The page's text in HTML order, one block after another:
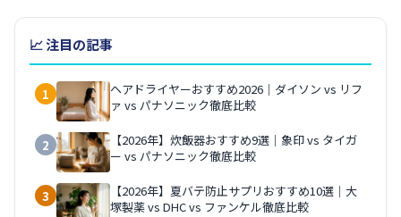
📈 注目の記事
1
ヘアドライヤーおすすめ2026｜ダイソン vs リフ
ァ vs パナソニック徹底比較
2
【2026年】炊飯器おすすめ9選｜象印 vs タイガ
ー vs パナソニック徹底比較
3
【2026年】夏バテ防止サプリおすすめ10選｜大
塚製薬 vs DHC vs ファンケル徹底比較